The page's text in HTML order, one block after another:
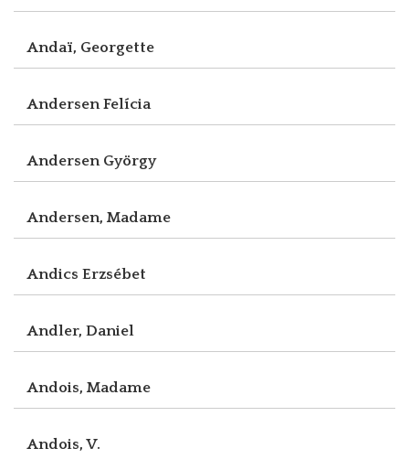
Andaï, Georgette
Andersen Felícia
Andersen György
Andersen, Madame
Andics Erzsébet
Andler, Daniel
Andois, Madame
Andois, V.